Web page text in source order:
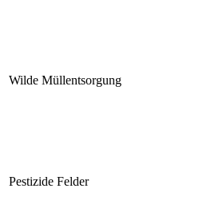
Wilde Müllentsorgung
Pestizide Felder